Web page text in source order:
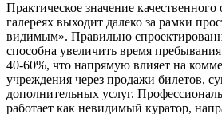
Практическое значение
галереях выходит далеко за рамки
видимым». Правильно
способна увеличить время
40-60%, что напрямую влияет на
учреждения через продажи билетов,
дополнительных услуг.
работает как невидимый куратор,